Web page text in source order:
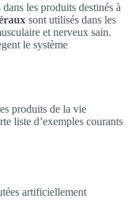
les produits destinés à
sont utilisés dans les
et nerveux sain.
le système
produits de la vie
liste d’exemples courants
artificiellement